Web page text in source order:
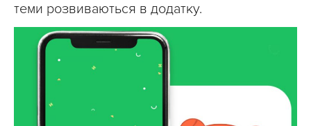
теми розвиваються в додатку.